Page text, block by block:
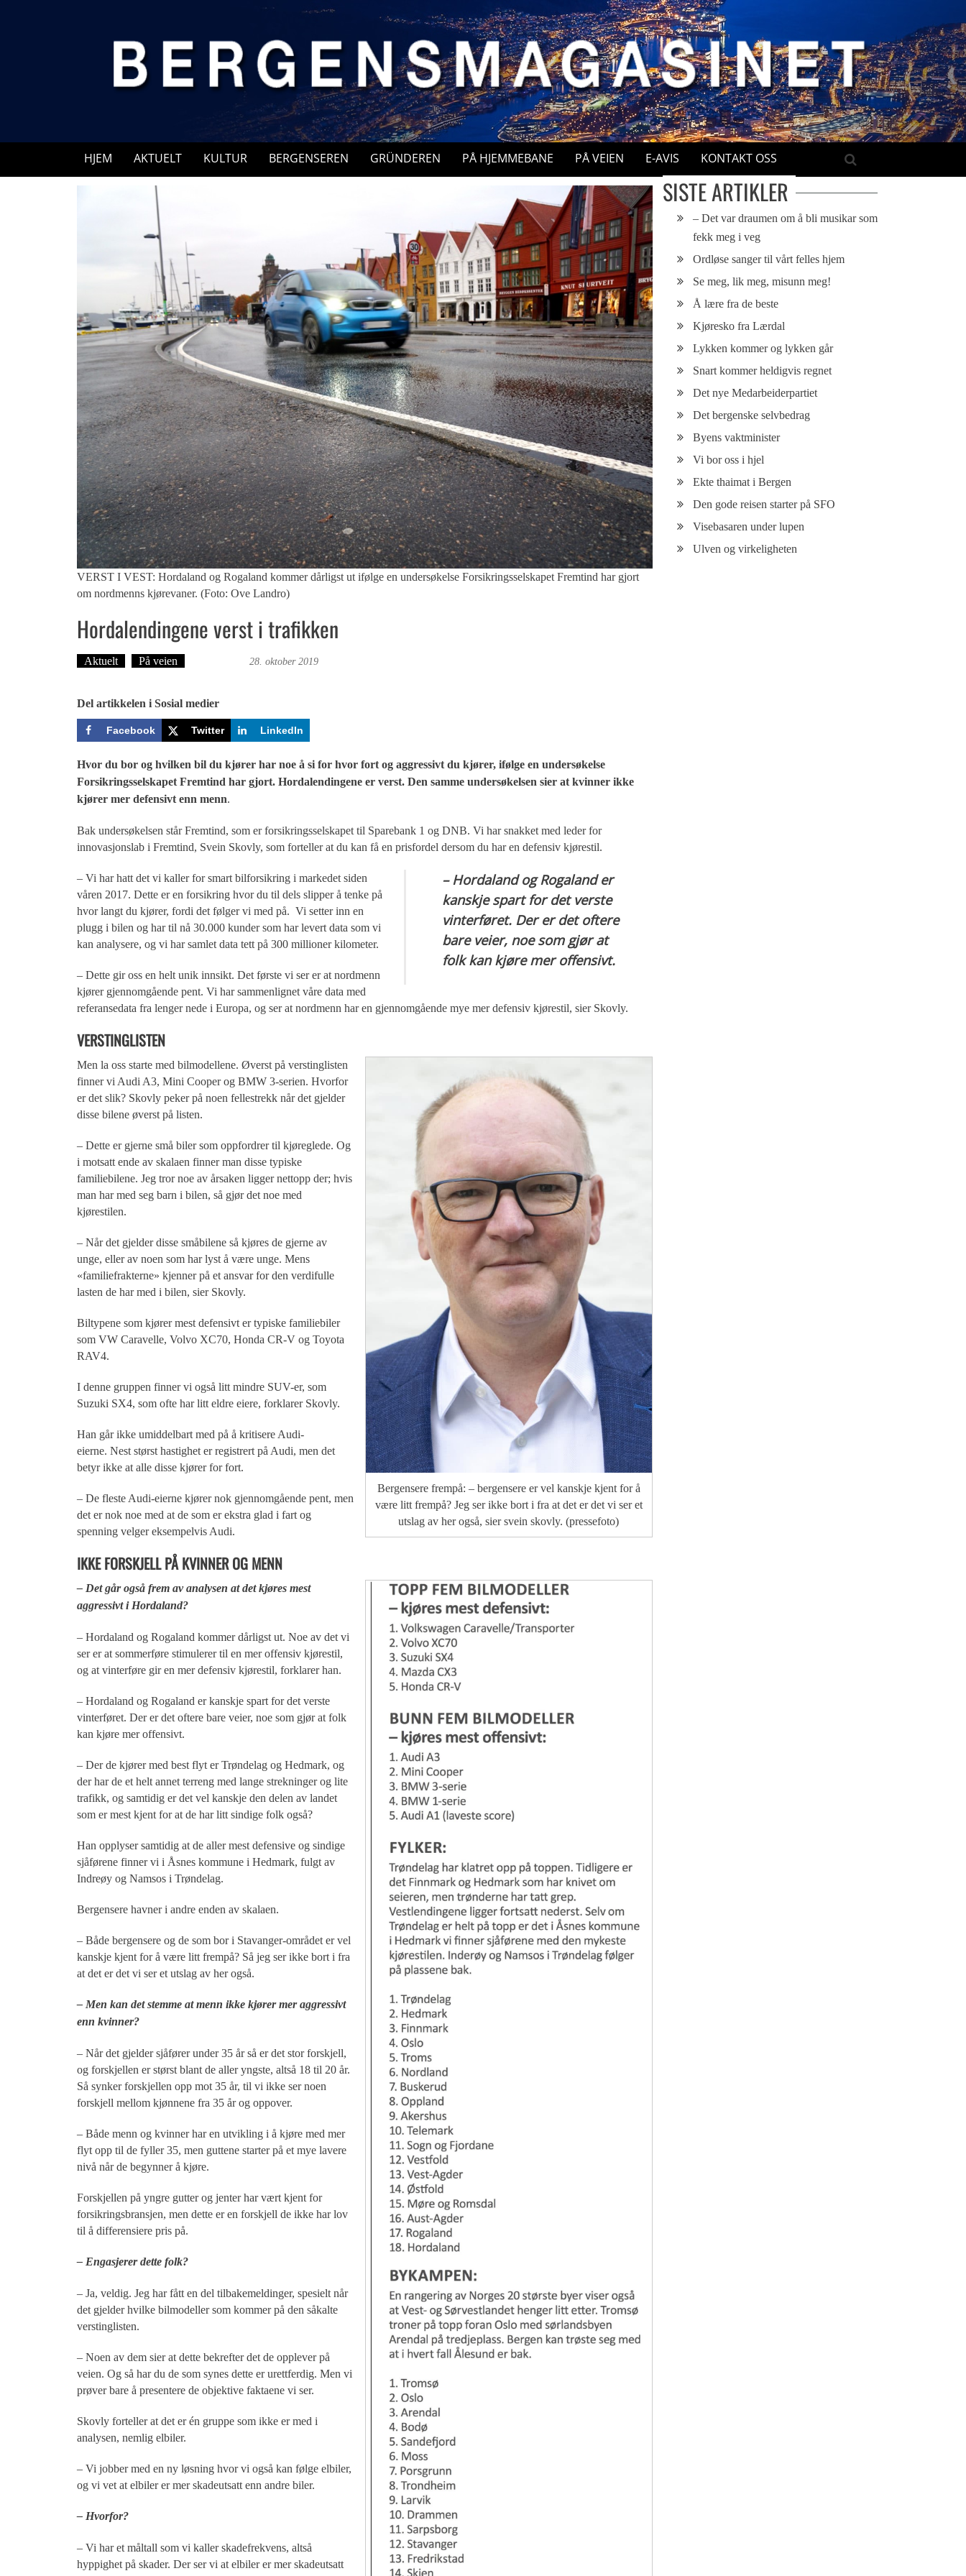
HJEM AKTUELT KULTUR BERGENSEREN GRÜNDEREN PÅ HJEMMEBANE PÅ VEIEN E-AVIS KONTAKT OSS
VERST I VEST: Hordaland og Rogaland kommer dårligst ut ifølge en undersøkelse Forsikringsselskapet Fremtind har gjort
om nordmenns kjørevaner. (Foto: Ove Landro)
Hordalendingene verst i trafikken
Aktuelt På veien 28. oktober 2019
Del artikkelen i Sosial medier
Facebook Twitter LinkedIn
Hvor du bor og hvilken bil du kjører har noe å si for hvor fort og aggressivt du kjører, ifølge en undersøkelse
Forsikringsselskapet Fremtind har gjort. Hordalendingene er verst. Den samme undersøkelsen sier at kvinner ikke
kjører mer defensivt enn menn.
Bak undersøkelsen står Fremtind, som er forsikringsselskapet til Sparebank 1 og DNB. Vi har snakket med leder for
innovasjonslab i Fremtind, Svein Skovly, som forteller at du kan få en prisfordel dersom du har en defensiv kjørestil.
– Hordaland og Rogaland er
kanskje spart for det verste
vinterføret. Der er det oftere
bare veier, noe som gjør at
folk kan kjøre mer offensivt.
– Vi har hatt det vi kaller for smart bilforsikring i markedet siden
våren 2017. Dette er en forsikring hvor du til dels slipper å tenke på
hvor langt du kjører, fordi det følger vi med på. Vi setter inn en
plugg i bilen og har til nå 30.000 kunder som har levert data som vi
kan analysere, og vi har samlet data tett på 300 millioner kilometer.
– Dette gir oss en helt unik innsikt. Det første vi ser er at nordmenn
kjører gjennomgående pent. Vi har sammenlignet våre data med
referansedata fra lenger nede i Europa, og ser at nordmenn har en gjennomgående mye mer defensiv kjørestil, sier Skovly.
VERSTINGLISTEN
Bergensere frempå: – bergensere er vel kanskje kjent for å
være litt frempå? Jeg ser ikke bort i fra at det er det vi ser et
utslag av her også, sier svein skovly. (pressefoto)
Men la oss starte med bilmodellene. Øverst på verstinglisten
finner vi Audi A3, Mini Cooper og BMW 3-serien. Hvorfor
er det slik? Skovly peker på noen fellestrekk når det gjelder
disse bilene øverst på listen.
– Dette er gjerne små biler som oppfordrer til kjøreglede. Og
i motsatt ende av skalaen finner man disse typiske
familiebilene. Jeg tror noe av årsaken ligger nettopp der; hvis
man har med seg barn i bilen, så gjør det noe med
kjørestilen.
– Når det gjelder disse småbilene så kjøres de gjerne av
unge, eller av noen som har lyst å være unge. Mens
«familiefrakterne» kjenner på et ansvar for den verdifulle
lasten de har med i bilen, sier Skovly.
Biltypene som kjører mest defensivt er typiske familiebiler
som VW Caravelle, Volvo XC70, Honda CR-V og Toyota
RAV4.
I denne gruppen finner vi også litt mindre SUV-er, som
Suzuki SX4, som ofte har litt eldre eiere, forklarer Skovly.
Han går ikke umiddelbart med på å kritisere Audi-
eierne. Nest størst hastighet er registrert på Audi, men det
betyr ikke at alle disse kjører for fort.
– De fleste Audi-eierne kjører nok gjennomgående pent, men
det er nok noe med at de som er ekstra glad i fart og
spenning velger eksempelvis Audi.
IKKE FORSKJELL PÅ KVINNER OG MENN
– Det går også frem av analysen at det kjøres mest
aggressivt i Hordaland?
– Hordaland og Rogaland kommer dårligst ut. Noe av det vi
ser er at sommerføre stimulerer til en mer offensiv kjørestil,
og at vinterføre gir en mer defensiv kjørestil, forklarer han.
– Hordaland og Rogaland er kanskje spart for det verste
vinterføret. Der er det oftere bare veier, noe som gjør at folk
kan kjøre mer offensivt.
– Der de kjører med best flyt er Trøndelag og Hedmark, og
der har de et helt annet terreng med lange strekninger og lite
trafikk, og samtidig er det vel kanskje den delen av landet
som er mest kjent for at de har litt sindige folk også?
Han opplyser samtidig at de aller mest defensive og sindige
sjåførene finner vi i Åsnes kommune i Hedmark, fulgt av
Indreøy og Namsos i Trøndelag.
Bergensere havner i andre enden av skalaen.
– Både bergensere og de som bor i Stavanger-området er vel
kanskje kjent for å være litt frempå? Så jeg ser ikke bort i fra
at det er det vi ser et utslag av her også.
– Men kan det stemme at menn ikke kjører mer aggressivt
enn kvinner?
– Når det gjelder sjåfører under 35 år så er det stor forskjell,
og forskjellen er størst blant de aller yngste, altså 18 til 20 år.
Så synker forskjellen opp mot 35 år, til vi ikke ser noen
forskjell mellom kjønnene fra 35 år og oppover.
– Både menn og kvinner har en utvikling i å kjøre med mer
flyt opp til de fyller 35, men guttene starter på et mye lavere
nivå når de begynner å kjøre.
Forskjellen på yngre gutter og jenter har vært kjent for
forsikringsbransjen, men dette er en forskjell de ikke har lov
til å differensiere pris på.
– Engasjerer dette folk?
– Ja, veldig. Jeg har fått en del tilbakemeldinger, spesielt når
det gjelder hvilke bilmodeller som kommer på den såkalte
verstinglisten.
– Noen av dem sier at dette bekrefter det de opplever på
veien. Og så har du de som synes dette er urettferdig. Men vi
prøver bare å presentere de objektive faktaene vi ser.
Skovly forteller at det er én gruppe som ikke er med i
analysen, nemlig elbiler.
– Vi jobber med en ny løsning hvor vi også kan følge elbiler,
og vi vet at elbiler er mer skadeutsatt enn andre biler.
– Hvorfor?
– Vi har et måltall som vi kaller skadefrekvens, altså
hyppighet på skader. Der ser vi at elbiler er mer skadeutsatt
SISTE ARTIKLER
– Det var draumen om å bli musikar som
fekk meg i veg
Ordløse sanger til vårt felles hjem
Se meg, lik meg, misunn meg!
Å lære fra de beste
Kjøresko fra Lærdal
Lykken kommer og lykken går
Snart kommer heldigvis regnet
Det nye Medarbeiderpartiet
Det bergenske selvbedrag
Byens vaktminister
Vi bor oss i hjel
Ekte thaimat i Bergen
Den gode reisen starter på SFO
Visebasaren under lupen
Ulven og virkeligheten